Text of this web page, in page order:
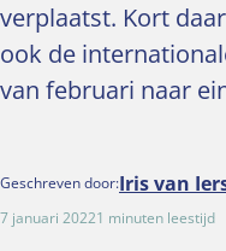
verplaatst. Kort
ook de
van februari naar
Geschreven door:Iris van
7 januari 20221 minuten leestijd